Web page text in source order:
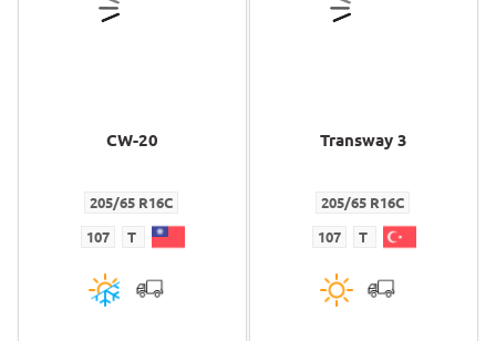
CW-20
205/65 R16C
107 T
Transway 3
205/65 R16C
107 T